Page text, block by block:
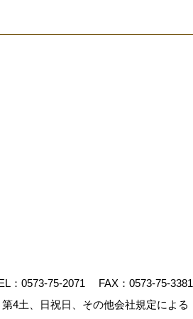
： 0573-75-2071
FAX：0573-75-3381
第4土、日祝日、その他会社規定による